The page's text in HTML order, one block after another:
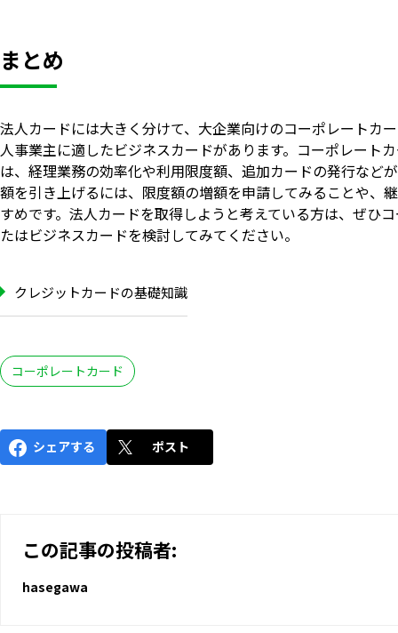
まとめ
法人カードには大きく分けて、大企業向けのコーポレートカ
人事業主に適したビジネスカードがあります。コーポレート
は、経理業務の効率化や利用限度額、追加カードの発行など
額を引き上げるには、限度額の増額を申請してみることや、
すめです。法人カードを取得しようと考えている方は、ぜひ
たはビジネスカードを検討してみてください。
クレジットカードの基礎知識
コーポレートカード
シェアする ポスト
この記事の投稿者:
hasegawa